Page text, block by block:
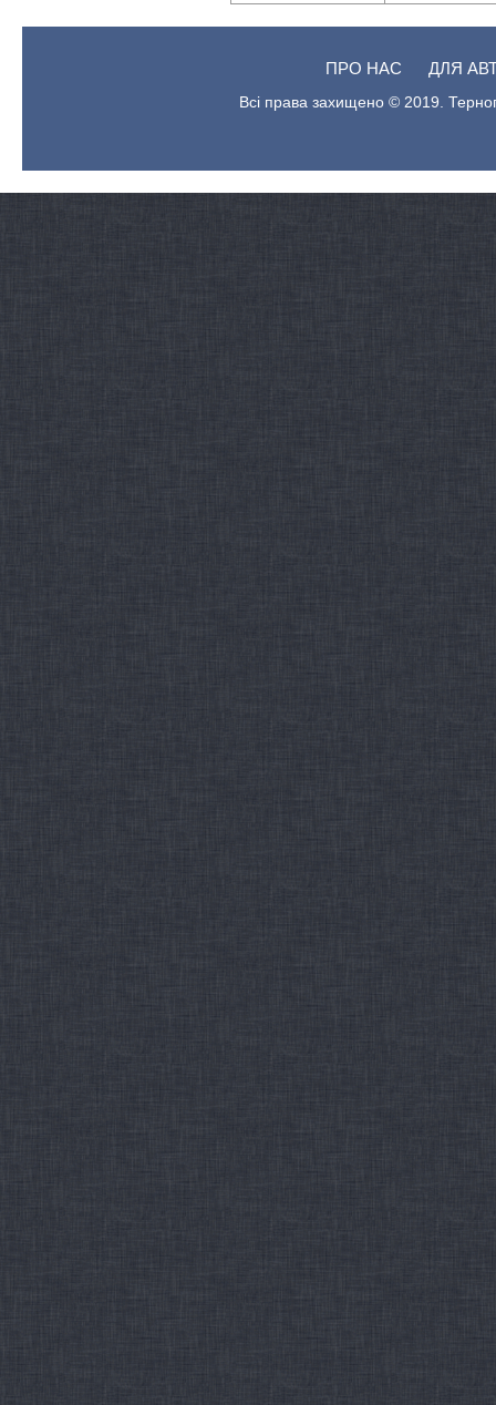
ПРО НАС ДЛЯ
Всі права захищено © 2019.